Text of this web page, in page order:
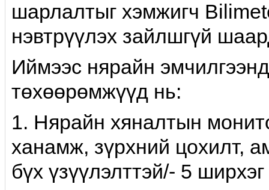
шарлалтыг хэмжигч
нэвтрүүлэх зайлшгүй
Иймээс нярайн
төхөөрөмжүүд нь:
1. Нярайн хяналтын
ханамж, зүрхний цохилт,
бүх үзүүлэлттэй/- 5 ширхэг